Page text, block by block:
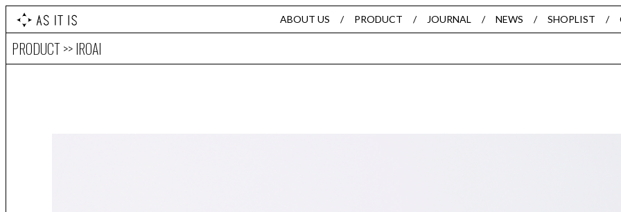
ABOUT US PRODUCT JOURNAL NEWS SHOPLIST
PRODUCT >> IROAI